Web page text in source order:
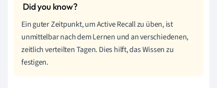
Ein guter Zeitpunkt, um Active Recall zu üben, ist
unmittelbar nach dem Lernen und an verschiedenen,
zeitlich verteilten Tagen. Dies hilft, das Wissen zu
festigen.